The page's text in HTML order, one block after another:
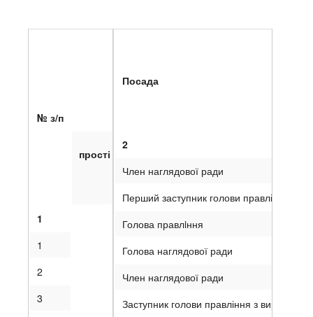
Посада
2
Член наглядової ради
Перший заступник голови правління
Голова правлiння
Голова наглядової ради
Член наглядової ради
Заступник голови правління з
№ з/п
прості іменні
1
1
2
3